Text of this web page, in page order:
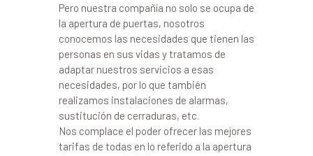
Pero nuestra compañía no solo se ocupa de
la apertura de puertas, nosotros
conocemos las necesidades que tienen las
personas en sus vidas y tratamos de
adaptar nuestros servicios a esas
necesidades, por lo que también
realizamos instalaciones de alarmas,
sustitución de cerraduras, etc.
Nos complace el poder ofrecer las mejores
tarifas de todas en lo referido a la apertura